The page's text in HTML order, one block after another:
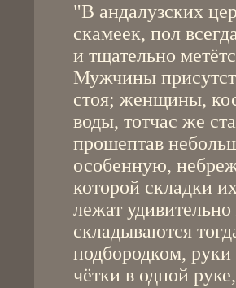
"В андалузских
скамеек, пол
и тщательно
Мужчины
стоя; женщины,
воды, тотчас же
прошептав
особенную,
которой складки
лежат
складываются
подбородком,
чётки в одной